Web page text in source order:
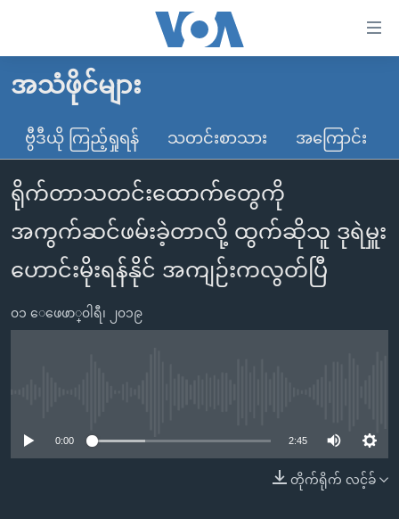
လွယ်ကူ
သည့်
Link
များ
ပင်မ
အကြောင်းအရာ
ကျော်
ကြည့်
မူလစာမျက်နှာ
မြန်မာ
ကမ္ဘာ့သတင်းများ
နိုင်ငံတကာ
အမေရိကန်
တရုတ်
အစ္စရေး-ပါလက်စတိုင်း
ဗွီဒီယို
သတင်းလွတ်လပ်ခွင့်
ရပ်ဝန်းတခု လမ်းတခု အလွန်
အင်္ဂလိပ်စာလေ့လာမယ်
အမေရိကန်သုံးအီဒီယံ
အပတ်စဉ်ကဏ္ဍများ
အသံဖိုင်များ
ဗွီဒီယို ကြည့်ရှုရန် သတင်းစာသား အကြောင်း
ရိုက်တာသတင်းထောက်တွေကို
အကွက်ဆင်ဖမ်းခဲ့တာလို့ ထွက်ဆိုသူ ဒုရဲမှူး
ဟောင်းမိုးရန်နိုင် အကျဉ်းကလွတ်ပြီ
၀၁ ေဖေဖာ္၀ါရီ၊ ၂၀၁၉
0:00 2:45
တိုက်ရိုက် လင့်ခ်